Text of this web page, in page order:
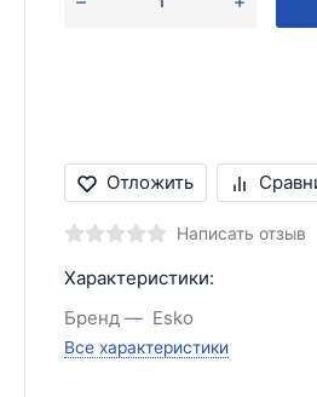
Отложить
Написать отзыв
Характеристики:
Бренд
Esko
Все характеристики